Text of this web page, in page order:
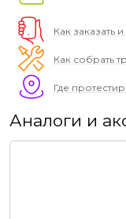
Как заказать
Как собрать
Где
Аналоги и